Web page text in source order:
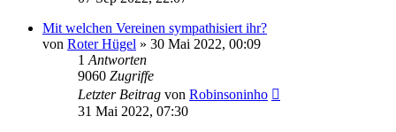
Mit welchen Vereinen sympathisiert ihr?
von Roter Hügel » 30 Mai 2022, 00:09
1 Antworten
9060 Zugriffe
Letzter Beitrag von Robinsoninho
31 Mai 2022, 07:30